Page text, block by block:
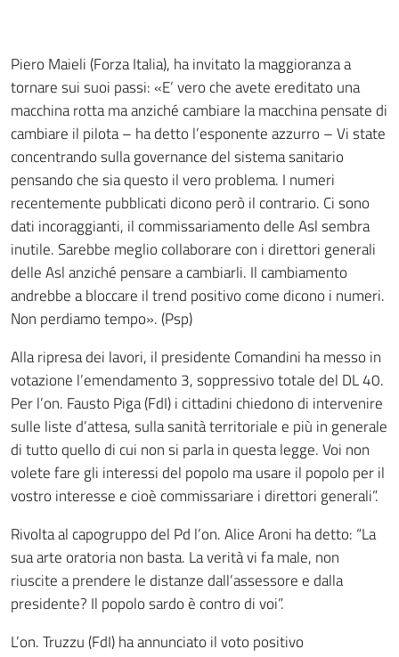
Piero Maieli (Forza Italia), ha invitato la maggioranza a
tornare sui suoi passi: «E’ vero che avete ereditato una
macchina rotta ma anziché cambiare la macchina pensate di
cambiare il pilota – ha detto l’esponente azzurro – Vi state
concentrando sulla governance del sistema sanitario
pensando che sia questo il vero problema. I numeri
recentemente pubblicati dicono però il contrario. Ci sono
dati incoraggianti, il commissariamento delle Asl sembra
inutile. Sarebbe meglio collaborare con i direttori generali
delle Asl anziché pensare a cambiarli. Il cambiamento
andrebbe a bloccare il trend positivo come dicono i numeri.
Non perdiamo tempo». (Psp)
Alla ripresa dei lavori, il presidente Comandini ha messo in
votazione l’emendamento 3, soppressivo totale del DL 40.
Per l’on. Fausto Piga (FdI) i cittadini chiedono di intervenire
sulle liste d’attesa, sulla sanità territoriale e più in generale
di tutto quello di cui non si parla in questa legge. Voi non
volete fare gli interessi del popolo ma usare il popolo per il
vostro interesse e cioè commissariare i direttori generali”.
Rivolta al capogruppo del Pd l’on. Alice Aroni ha detto: “La
sua arte oratoria non basta. La verità vi fa male, non
riuscite a prendere le distanze dall’assessore e dalla
presidente? Il popolo sardo è contro di voi”.
L’on. Truzzu (FdI) ha annunciato il voto positivo